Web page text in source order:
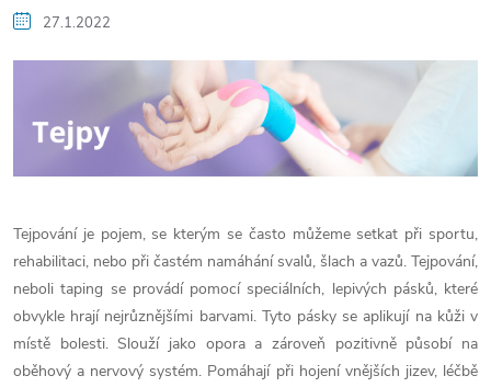
27.1.2022
Tejpování je pojem, se kterým se často můžeme setkat při sportu,
rehabilitaci, nebo při častém namáhání svalů, šlach a vazů. Tejpování,
neboli taping se provádí pomocí speciálních, lepivých pásků, které
obvykle hrají nejrůznějšími barvami. Tyto pásky se aplikují na kůži v
místě bolesti. Slouží jako opora a zároveň pozitivně působí na
oběhový a nervový systém. Pomáhají při hojení vnějších jizev, léčbě